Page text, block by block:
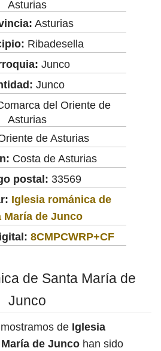
Asturias
Asturias
Ribadesella
Junco
Junco
del Oriente de
Asturias
de Asturias
Costa de Asturias
postal: 33569
Iglesia románica de
María de Junco
8CMPCWRP+CF
de Santa María de
Junco
de Iglesia
de Junco han sido